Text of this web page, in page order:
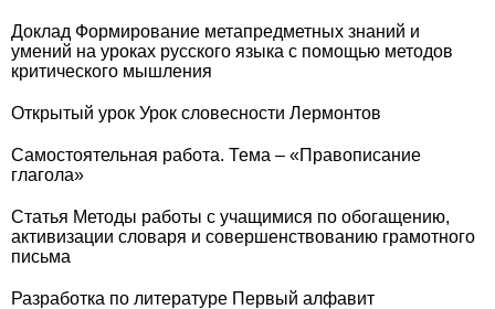
Доклад Формирование метапредметных знаний и
умений на уроках русского языка с помощью методов
критического мышления
Открытый урок Урок словесности Лермонтов
Самостоятельная работа. Тема – «Правописание
глагола»
Статья Методы работы с учащимися по обогащению,
активизации словаря и совершенствованию грамотного
письма
Разработка по литературе Первый алфавит